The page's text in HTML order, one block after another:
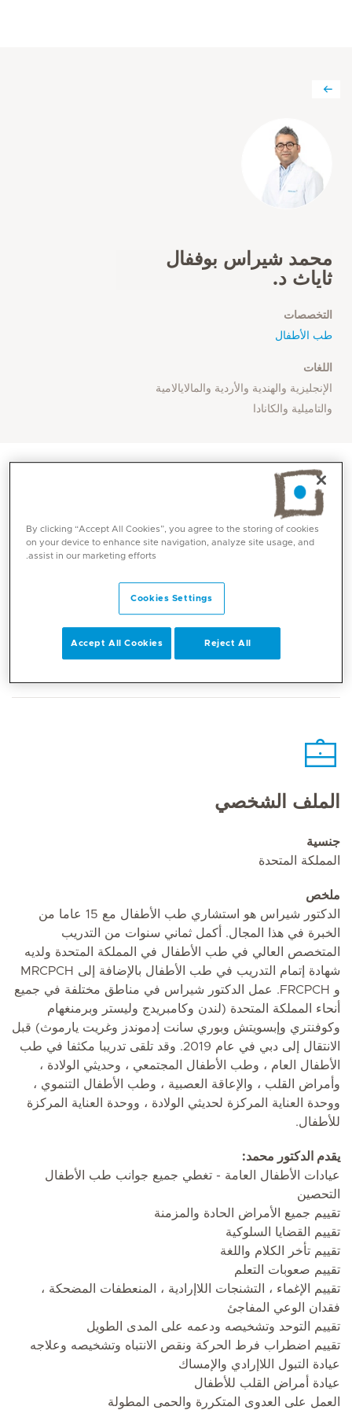
محمد شيراس بوففال
ثاياث د.
التخصصات
طب الأطفال
اللغات
الإنجليزية والهندية والأردية والمالايالامية
والتاميلية والكانادا
المهارات الأساسية
الملف الشخصي
جنسية
المملكة المتحدة
ملخص
الدكتور شيراس هو استشاري طب الأطفال مع 15 عاما من
الخبرة في هذا المجال. أكمل ثماني سنوات من التدريب
المتخصص العالي في طب الأطفال في المملكة المتحدة ولديه
شهادة إتمام التدريب في طب الأطفال بالإضافة إلى MRCPCH
و FRCPCH. عمل الدكتور شيراس في مناطق مختلفة في جميع
أنحاء المملكة المتحدة (لندن وكامبريدج وليستر وبرمنغهام
وكوفنتري وإبسويتش وبوري سانت إدموندز وغريت يارموث) قبل
الانتقال إلى دبي في عام 2019. وقد تلقى تدريبا مكثفا في طب
الأطفال العام ، وطب الأطفال المجتمعي ، وحديثي الولادة ،
وأمراض القلب ، والإعاقة العصبية ، وطب الأطفال التنموي ،
ووحدة العناية المركزة لحديثي الولادة ، ووحدة العناية المركزة
للأطفال.
يقدم الدكتور محمد:
عيادات الأطفال العامة - تغطي جميع جوانب طب الأطفال
التحصين
تقييم جميع الأمراض الحادة والمزمنة
تقييم القضايا السلوكية
تقييم تأخر الكلام واللغة
تقييم صعوبات التعلم
تقييم الإغماء ، التشنجات اللاإرادية ، المنعطفات المضحكة ،
فقدان الوعي المفاجئ
تقييم التوحد وتشخيصه ودعمه على المدى الطويل
تقييم اضطراب فرط الحركة ونقص الانتباه وتشخيصه وعلاجه
عيادة التبول اللاإرادي والإمساك
عيادة أمراض القلب للأطفال
العمل على العدوى المتكررة والحمى المطولة
By clicking “Accept All Cookies”, you agree to the storing of cookies
on your device to enhance site navigation, analyze site usage, and
assist in our marketing efforts.
Cookies Settings
Reject All
Accept All Cookies